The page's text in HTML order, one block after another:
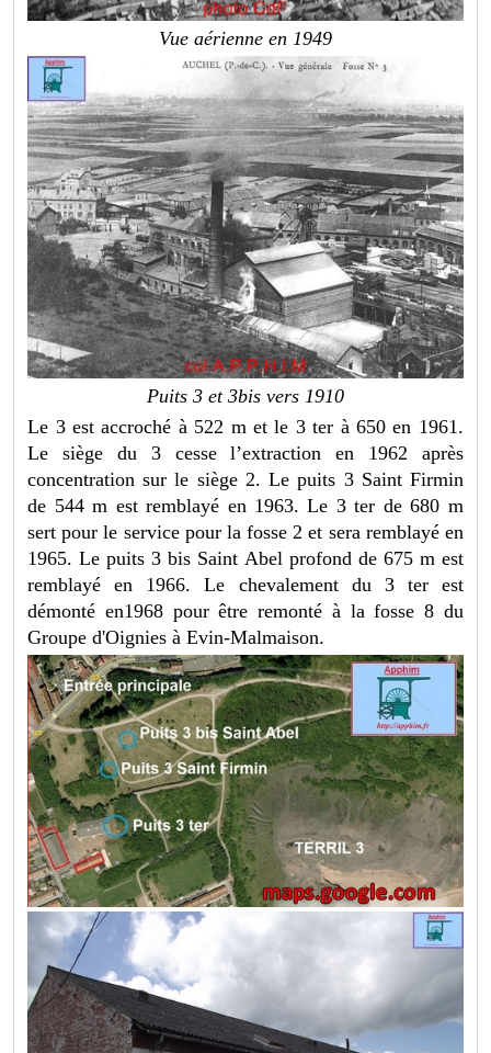
Vue aérienne en 1949
Puits 3 et 3bis vers 1910
Le 3 est accroché à 522 m et le 3 ter à 650 en 1961.
Le siège du 3 cesse l’extraction en 1962 après
concentration sur le siège 2. Le puits 3 Saint Firmin
de 544 m est remblayé en 1963. Le 3 ter de 680 m
sert pour le service pour la fosse 2 et sera remblayé en
1965. Le puits 3 bis Saint Abel profond de 675 m est
remblayé en 1966. Le chevalement du 3 ter est
démonté en1968 pour être remonté à la fosse 8 du
Groupe d'Oignies à Evin-Malmaison.